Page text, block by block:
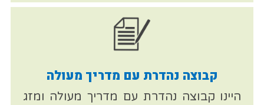
קבוצה נהדרת עם מדריך מעולה
היינו קבוצה נהדרת עם מדריך מעולה ומזג